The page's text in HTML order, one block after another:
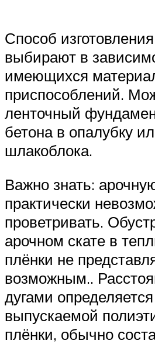
Способ
выбирают в
имеющихся
приспособлений.
ленточный
бетона в опалубку
шлакоблока.
Важно знать:
практически
проветривать.
арочном скате в
плёнки не
возможным..
дугами
выпускаемой
плёнки, обычно